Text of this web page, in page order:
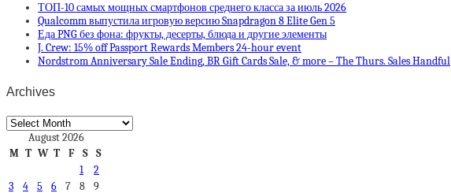
ТОП-10 самых мощных смартфонов среднего класса за июль 2026
Qualcomm выпустила игровую версию Snapdragon 8 Elite Gen 5
Еда PNG без фона: фрукты, десерты, блюда и другие элементы
J. Crew: 15% off Passport Rewards Members 24-hour event
Nordstrom Anniversary Sale Ending, BR Gift Cards Sale, & more – The Thurs. Sales Handful
Archives
Archives
August 2026
M T W T F S
S
1
2
3
4 5 6 7 8 9